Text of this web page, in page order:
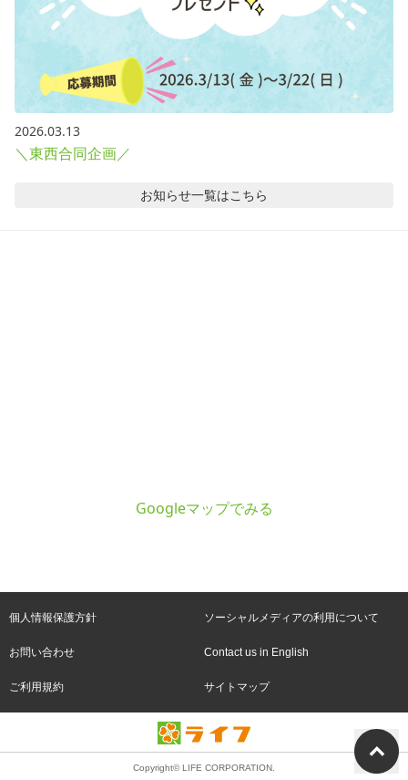
2026.03.13
＼東西合同企画／
お知らせ一覧はこちら
Googleマップでみる
個人情報保護方針 ソーシャルメディアの利用について
お問い合わせ Contact us in English
ご利用規約 サイトマップ
Copyright© LIFE CORPORATION.